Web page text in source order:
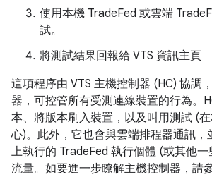
使用本機 TradeFed 或雲端
試。
將測試結果回報給 VTS 資訊主頁
這項程序由 VTS 主機控制器 (HC) 協調
器，可控管所有受測連線裝置的行為。
本、將版本刷入裝置，以及叫用測試 (
心)。此外，它也會與雲端排程器通訊，
上執行的 TradeFed 執行個體 (或其他一
流量。如要進一步瞭解主機控制器，請